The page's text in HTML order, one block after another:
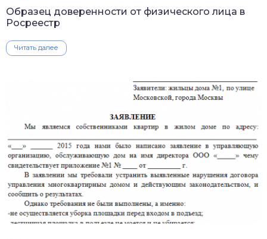
Образец доверенности от физического лица в
Росреестр
Читать далее